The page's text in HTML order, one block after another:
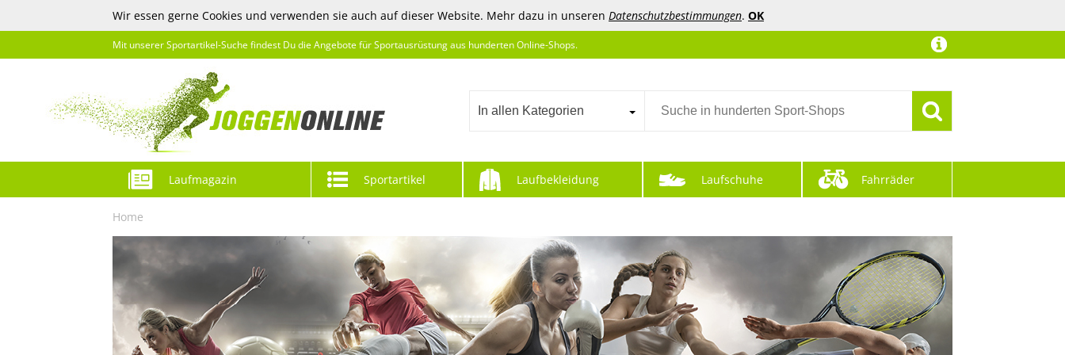
Wir essen gerne Cookies und verwenden sie auch auf dieser Website. Mehr dazu in unseren Datenschutzbestimmungen. OK
Mit unserer Sportartikel-Suche findest Du die Angebote für Sportausrüstung aus hunderten Online-Shops.
In allen Kategorien
Laufmagazin Sportartikel Laufbekleidung Laufschuhe Fahrräder
Home